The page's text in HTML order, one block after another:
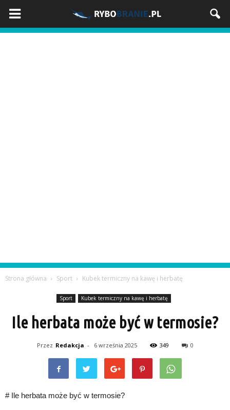
Strona główna Sport Kubek termiczny na kawę i herbatę
Sport Kubek termiczny na kawę i herbatę
Ile herbata może być w termosie?
Przez Redakcja - 6 września 2025 349 0
# Ile herbata może być w termosie?